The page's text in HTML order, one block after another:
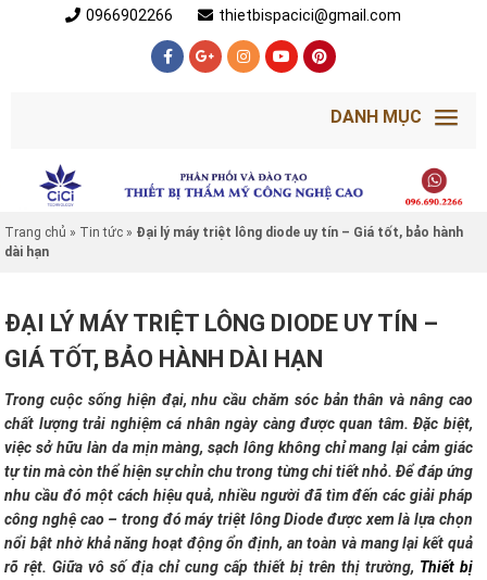
0966902266 thietbispacici@gmail.com
DANH MỤC
Trang chủ » Tin tức » Đại lý máy triệt lông diode uy tín – Giá tốt, bảo hành
dài hạn
ĐẠI LÝ MÁY TRIỆT LÔNG DIODE UY TÍN –
GIÁ TỐT, BẢO HÀNH DÀI HẠN
Trong cuộc sống hiện đại, nhu cầu chăm sóc bản thân và nâng cao
chất lượng trải nghiệm cá nhân ngày càng được quan tâm. Đặc biệt,
việc sở hữu làn da mịn màng, sạch lông không chỉ mang lại cảm giác
tự tin mà còn thể hiện sự chỉn chu trong từng chi tiết nhỏ. Để đáp ứng
nhu cầu đó một cách hiệu quả, nhiều người đã tìm đến các giải pháp
công nghệ cao – trong đó máy triệt lông Diode được xem là lựa chọn
nổi bật nhờ khả năng hoạt động ổn định, an toàn và mang lại kết quả
rõ rệt. Giữa vô số địa chỉ cung cấp thiết bị trên thị trường, Thiết bị